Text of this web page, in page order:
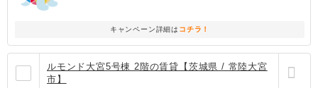
キャンペーン詳細は コチラ！
ルモンド大宮5号棟 2階の賃貸【茨城県 / 常陸大宮
市】